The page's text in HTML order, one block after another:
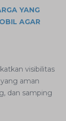
YANG
AGAR
visibilitas
aman
dan samping